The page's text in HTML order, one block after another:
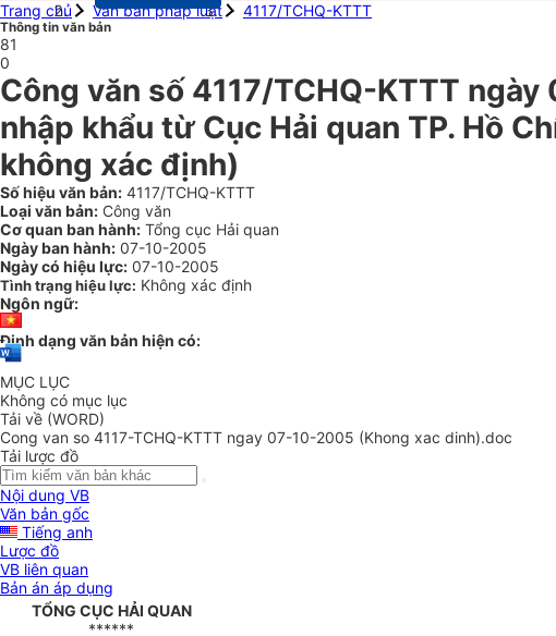
Trang chủ
Văn bản pháp luật 4117/TCHQ-KTTT
Thông tin văn bản
81
0
Công văn số 4117/TCHQ-KTTT
nhập khẩu từ Cục Hải quan TP. Hồ
không xác định)
Số hiệu văn bản: 4117/TCHQ-KTTT
Loại văn bản: Công văn
Cơ quan ban hành: Tổng cục Hải quan
Ngày ban hành: 07-10-2005
Ngày có hiệu lực: 07-10-2005
Tình trạng hiệu lực: Không xác định
Ngôn ngữ:
Định dạng văn bản hiện có:
MỤC LỤC
Không có mục lục
Tải về (WORD)
Cong van so 4117-TCHQ-KTTT ngay 07-10-2005 (Khong xac dinh).doc
Tải lược đồ
Nội dung VB
Văn bản gốc
Tiếng anh
Lược đồ
VB liên quan
Bản án áp dụng
TỔNG CỤC HẢI QUAN
******